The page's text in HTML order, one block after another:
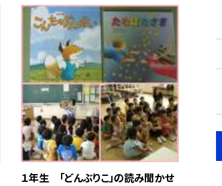
１年生 「どんぶりこ」の読み聞かせ